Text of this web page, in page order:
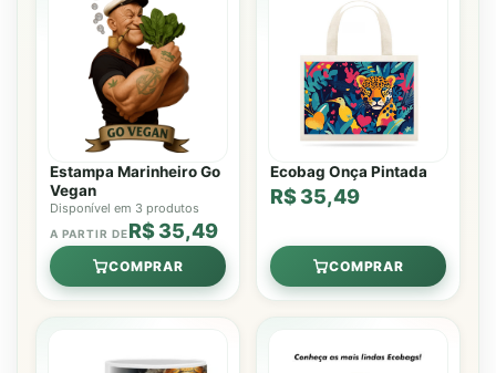
Estampa Marinheiro Go
Vegan
Disponível em 3 produtos
A PARTIR DER$ 35,49
COMPRAR
Ecobag Onça Pintada
R$ 35,49
COMPRAR